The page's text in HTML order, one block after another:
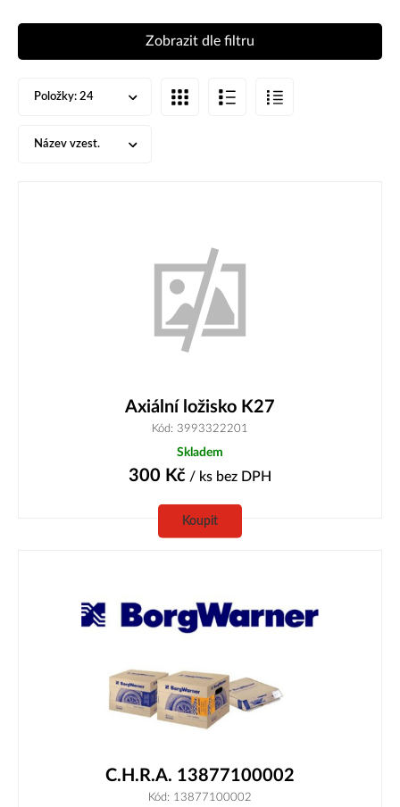
Zobrazit dle filtru
Položky: 24
Název vzest.
Axiální ložisko K27
Kód: 3993322201
Skladem
300 Kč / ks bez DPH
Koupit
C.H.R.A. 13877100002
Kód: 13877100002